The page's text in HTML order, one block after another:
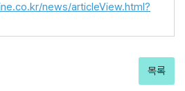
news/articleView.html?
목록